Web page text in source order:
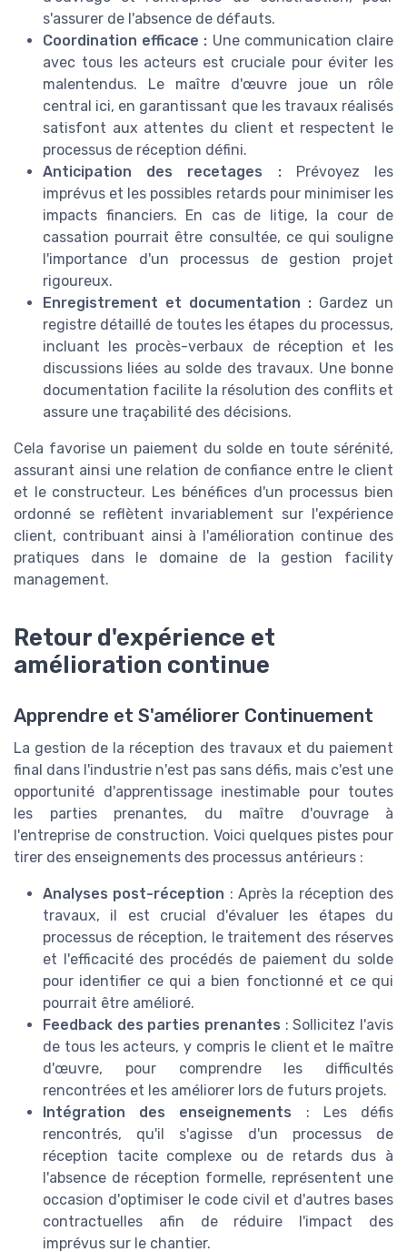
s'assurer de l'absence de défauts.
Coordination efficace : Une communication claire
avec tous les acteurs est cruciale pour éviter les
malentendus. Le maître d'œuvre joue un rôle
central ici, en garantissant que les travaux réalisés
satisfont aux attentes du client et respectent le
processus de réception défini.
Anticipation des recetages :Prévoyez les
imprévus et les possibles retards pour minimiser les
impacts financiers. En cas de litige, la cour de
cassation pourrait être consultée, ce qui souligne
l'importance d'un processus de gestion projet
rigoureux.
Enregistrement et documentation : Gardez un
registre détaillé de toutes les étapes du processus,
incluant les procès-verbaux de réception et les
discussions liées au solde des travaux. Une bonne
documentation facilite la résolution des conflits et
assure une traçabilité des décisions.
Cela favorise un paiement du solde en toute sérénité,
assurant ainsi une relation de confiance entre le client
et le constructeur. Les bénéfices d'un processus bien
ordonné se reflètent invariablement sur l'expérience
client, contribuant ainsi à l'amélioration continue des
pratiques dans le domaine de la gestion facility
management.
Retour d'expérience et
amélioration continue
Apprendre et S'améliorer Continuement
La gestion de la réception des travaux et du paiement
final dans l'industrie n'est pas sans défis, mais c'est une
opportunité d'apprentissage inestimable pour toutes
les parties prenantes, du maître d'ouvrage à
l'entreprise de construction. Voici quelques pistes pour
tirer des enseignements des processus antérieurs :
Analyses post-réception : Après la réception des
travaux, il est crucial d'évaluer les étapes du
processus de réception, le traitement des réserves
et l'efficacité des procédés de paiement du solde
pour identifier ce qui a bien fonctionné et ce qui
pourrait être amélioré.
Feedback des parties prenantes : Sollicitez l'avis
de tous les acteurs, y compris le client et le maître
d'œuvre, pour comprendre les difficultés
rencontrées et les améliorer lors de futurs projets.
Intégration des enseignements : Les défis
rencontrés, qu'il s'agisse d'un processus de
réception tacite complexe ou de retards dus à
l'absence de réception formelle, représentent une
occasion d'optimiser le code civil et d'autres bases
contractuelles afin de réduire l'impact des
imprévus sur le chantier.